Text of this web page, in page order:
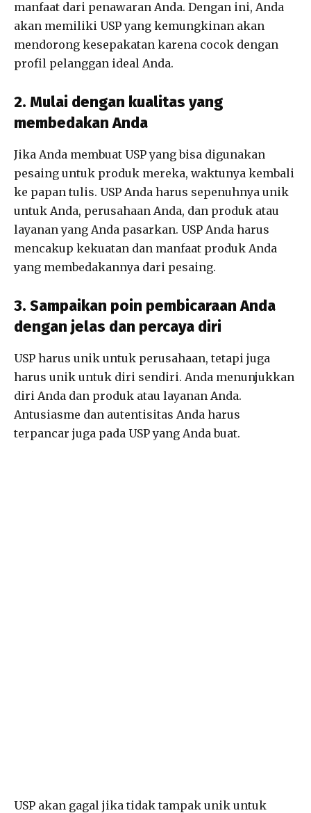
manfaat dari penawaran Anda. Dengan ini, Anda
akan memiliki USP yang kemungkinan akan
mendorong kesepakatan karena cocok dengan
profil pelanggan ideal Anda.
2. Mulai dengan kualitas yang
membedakan Anda
Jika Anda membuat USP yang bisa digunakan
pesaing untuk produk mereka, waktunya kembali
ke papan tulis. USP Anda harus sepenuhnya unik
untuk Anda, perusahaan Anda, dan produk atau
layanan yang Anda pasarkan. USP Anda harus
mencakup kekuatan dan manfaat produk Anda
yang membedakannya dari pesaing.
3. Sampaikan poin pembicaraan Anda
dengan jelas dan percaya diri
USP harus unik untuk perusahaan, tetapi juga
harus unik untuk diri sendiri. Anda menunjukkan
diri Anda dan produk atau layanan Anda.
Antusiasme dan autentisitas Anda harus
terpancar juga pada USP yang Anda buat.
USP akan gagal jika tidak tampak unik untuk